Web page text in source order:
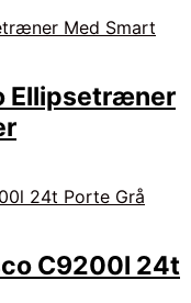
kr..
Ellipsetræner
C9200l 24t